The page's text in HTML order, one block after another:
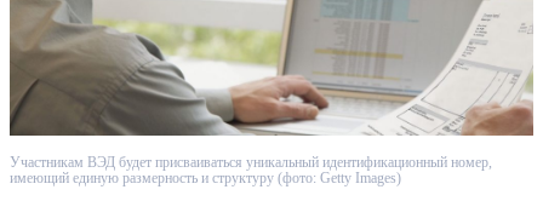
Участникам ВЭД будет присваиваться уникальный идентификационный номер,
имеющий единую размерность и структуру (фото: Getty Images)